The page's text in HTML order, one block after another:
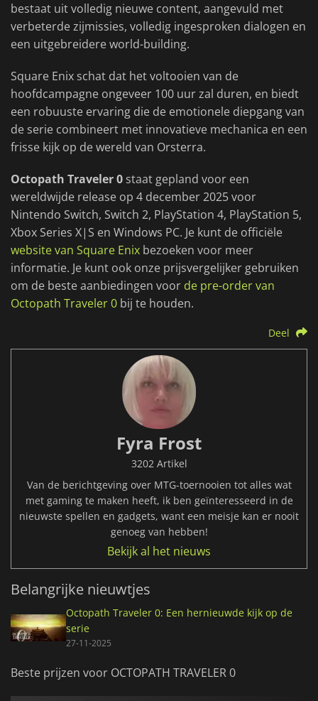
bestaat uit volledig nieuwe content, aangevuld met
verbeterde zijmissies, volledig ingesproken dialogen en
een uitgebreidere world-building.
Square Enix schat dat het voltooien van de
hoofdcampagne ongeveer 100 uur zal duren, en biedt
een robuuste ervaring die de emotionele diepgang van
de serie combineert met innovatieve mechanica en een
frisse kijk op de wereld van Orsterra.
Octopath Traveler 0 staat gepland voor een
wereldwijde release op 4 december 2025 voor
Nintendo Switch, Switch 2, PlayStation 4, PlayStation 5,
Xbox Series X|S en Windows PC. Je kunt de officiële
website van Square Enix bezoeken voor meer
informatie. Je kunt ook onze prijsvergelijker gebruiken
om de beste aanbiedingen voor de pre-order van
Octopath Traveler 0 bij te houden.
Deel
Fyra Frost
3202 Artikel
Van de berichtgeving over MTG-toernooien tot alles wat
met gaming te maken heeft, ik ben geïnteresseerd in de
nieuwste spellen en gadgets, want een meisje kan er nooit
genoeg van hebben!
Bekijk al het nieuws
Belangrijke nieuwtjes
Octopath Traveler 0: Een hernieuwde kijk op de
serie
27-11-2025
Beste prijzen voor OCTOPATH TRAVELER 0